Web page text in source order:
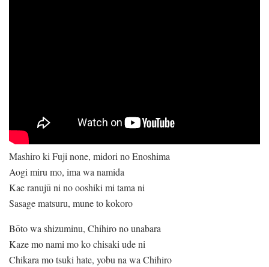
Mashiro ki Fuji none, midori no Enoshima
Aogi miru mo, ima wa namida
Kae ranujū ni no ooshiki mi tama ni
Sasage matsuru, mune to kokoro
Bōto wa shizuminu, Chihiro no unabara
Kaze mo nami mo ko chisaki ude ni
Chikara mo tsuki hate, yobu na wa Chihiro